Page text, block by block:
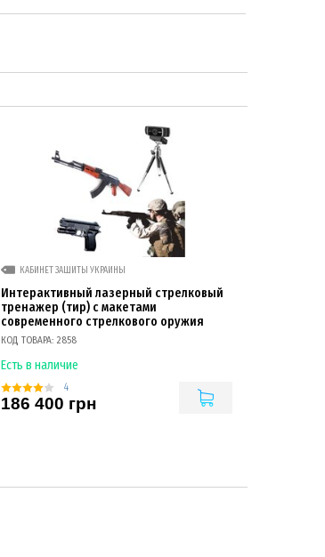
КАБИНЕТ ЗАЩИТЫ УКРАИНЫ
Интерактивный лазерный стрелковый
тренажер (тир) с макетами
современного стрелкового оружия
КОД ТОВАРА: 2858
Есть в наличие
4
186 400 грн